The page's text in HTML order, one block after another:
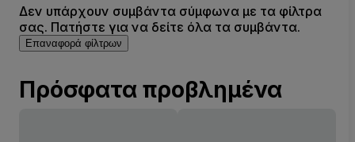
Δεν υπάρχουν συμβάντα σύμφωνα με τα φίλτρα
σας. Πατήστε για να δείτε όλα τα συμβάντα.
Επαναφορά φίλτρων
Πρόσφατα προβλημένα